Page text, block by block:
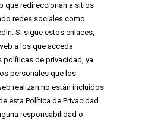
que redireccionan a sitios
redes sociales como
Si sigue estos enlaces,
a los que acceda
políticas de privacidad, ya
personales que los
realizan no están incluidos
esta Política de Privacidad.
responsabilidad o